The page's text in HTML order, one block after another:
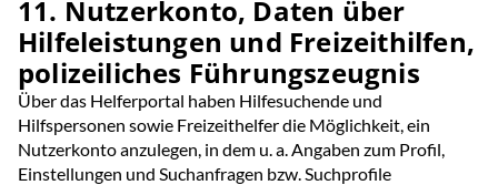
11. Nutzerkonto, Daten über
Hilfeleistungen und Freizeithilfen,
polizeiliches Führungszeugnis
Über das Helferportal haben Hilfesuchende und
Hilfspersonen sowie Freizeithelfer die Möglichkeit, ein
Nutzerkonto anzulegen, in dem u. a. Angaben zum Profil,
Einstellungen und Suchanfragen bzw. Suchprofile